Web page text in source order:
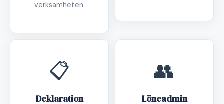
verksamheten.
📋
Deklaration
👥
Löneadmin